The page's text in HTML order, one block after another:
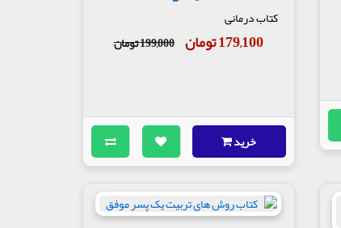
کتاب درمانی
179,100 تومان 199,000 تومان
خرید